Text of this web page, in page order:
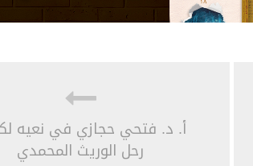
أ. د. فتحي حجازي في نعيه
رحل الوريث المحمدي